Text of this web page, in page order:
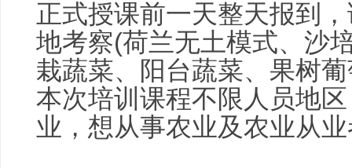
正式授课前一天整天报到
地考察(荷兰无土模式、沙
栽蔬菜、阳台蔬菜、果树
本次培训课程不限人员地
业，想从事农业及农业从